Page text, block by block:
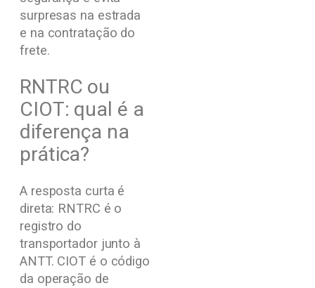
surpresas na estrada
e na contratação do
frete.
RNTRC ou
CIOT: qual é a
diferença na
prática?
A resposta curta é
direta: RNTRC é o
registro do
transportador junto à
ANTT. CIOT é o código
da operação de